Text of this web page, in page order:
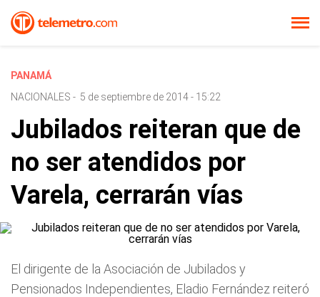
PANAMÁ
NACIONALES - 5 de septiembre de 2014 - 15:22
Jubilados reiteran que de
no ser atendidos por
Varela, cerrarán vías
El dirigente de la Asociación de Jubilados y
Pensionados Independientes, Eladio Fernández reiteró